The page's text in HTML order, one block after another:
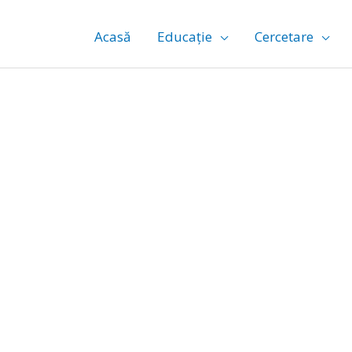
Acasă Educație Cercetare